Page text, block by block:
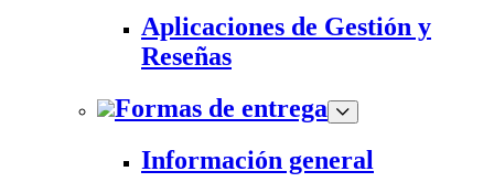
Aplicaciones de Gestión y
Reseñas
Formas de entrega
Información general